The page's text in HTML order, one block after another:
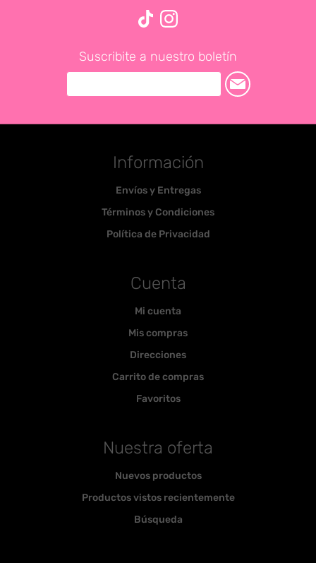
Suscribite a nuestro boletín
Información
Envíos y Entregas
Términos y Condiciones
Política de Privacidad
Cuenta
Mi cuenta
Mis compras
Direcciones
Carrito de compras
Favoritos
Nuestra oferta
Nuevos productos
Productos vistos recientemente
Búsqueda